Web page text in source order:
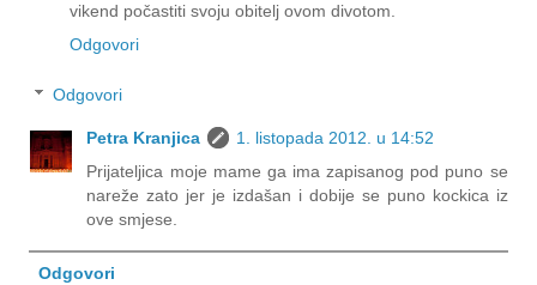
vikend počastiti svoju obitelj ovom divotom.
Odgovori
Odgovori
Petra Kranjica
1. listopada 2012. u 14:52
Prijateljica moje mame ga ima zapisanog pod puno se
nareže zato jer je izdašan i dobije se puno kockica iz
ove smjese.
Odgovori